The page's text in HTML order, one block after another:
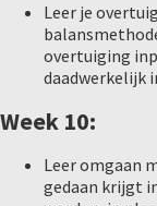
Leer je
overtuiging
daadwerkelijk
Week 10:
Leer omgaan
gedaan krijgt